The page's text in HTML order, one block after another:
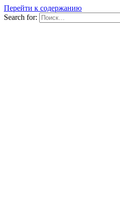
Перейти к содержанию
Search for: